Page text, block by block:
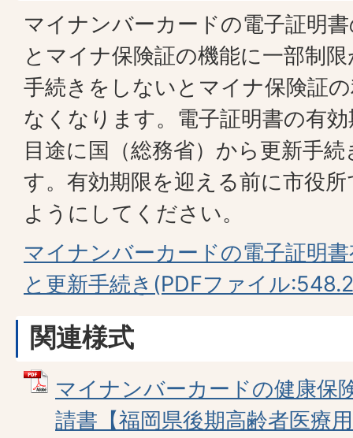
マイナンバーカードの電子証明
とマイナ保険証の機能に一部制
手続きをしないとマイナ保険証
なくなります。電子証明書の有
目途に国（総務省）から更新手
す。有効期限を迎える前に市役
ようにしてください。
マイナンバーカードの電子証明
と更新手続き(PDFファイル
関連様式
マイナンバーカードの健康保
請書【福岡県後期高齢者医療